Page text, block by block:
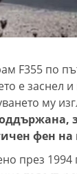
F355 по
е заснел
му
фен на
през